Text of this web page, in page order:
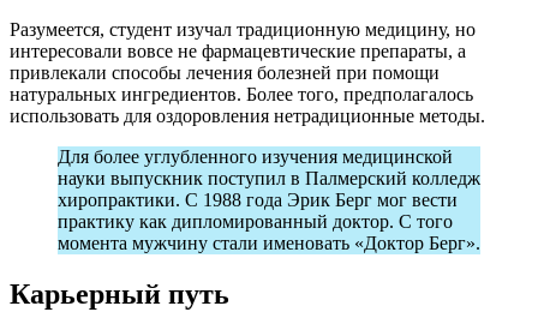
Разумеется, студент изучал традиционную медицину, но
интересовали вовсе не фармацевтические препараты, а
привлекали способы лечения болезней при помощи
натуральных ингредиентов. Более того, предполагалось
использовать для оздоровления нетрадиционные методы.
Для более углубленного изучения медицинской
науки выпускник поступил в Палмерский колледж
хиропрактики. С 1988 года Эрик Берг мог вести
практику как дипломированный доктор. С того
момента мужчину стали именовать «Доктор Берг».
Карьерный путь